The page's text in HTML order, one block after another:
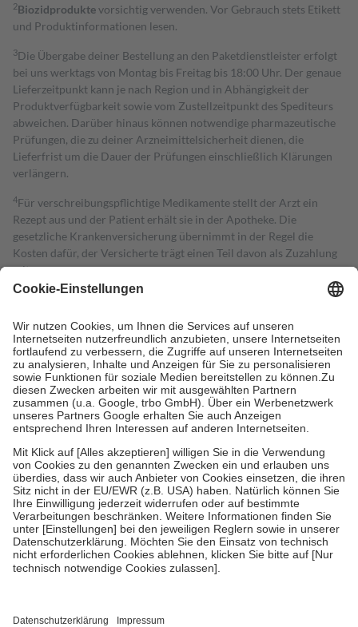
2Biozidproduktevorsichtig verwenden. Vor Gebrauch stets Etikett
und Produktinformationen lesen.
3Die Übergabe deiner Bestellung an den Paketdienstleister erfolgt
bei uns werktags von Montag bis Freitag bis 18:00 Uhr. Der genaue
Lieferzeitpunkt kann je nach Region und in Abhängigkeit der
Produktverfügbarkeit sowie vom Zustellzeitpunkt des Spediteurs
abweichen. Darüber hinaus können notwendige pharmazeutische
Prüfungen, die zu deiner Arzneimittelsicherheit dienen, die
Lieferfrist um die Dauer der Prüfungen einschließlich Klärungen
verlängern.
4Für verschreibungspflichtige Medikamente stellt der Arzt ein
Rezept aus und der Patient erhält sie in der Apotheke. Die
gesetzliche Krankenversicherung übernimmt in der Regel die
Kosten dafür, der Versicherte trägt einen Teil davon als Zuzahlung
mit.
Grundsätzlich leisten Mitglieder Zuzahlungen in Höhe von zehn
höchstens zehn Euro.
Es sind jedoch nie mehr als die tatsächlichen
Kosten der Leistung zu entrichten.
Diese Regeln gelten grundsätzlich auch für Online-Apotheken.
Bei Heilmitteln und häuslicher Krankenpflege beträgt die
Zuzahlung zehn Prozent der Kosten sowie zehn Euro je
Verordnung.
Um das Engagement der Versicherten für ihre eigene Gesundheit zu
stärken und die besondere Stellung der Familie zu unterstützen,
fallenkeine Zuzahlungenan bei:
• Kindern und Jugendlichen bis zum vollendeten 18. Lebensjahr
mit Ausnahme der Fahrkosten
• Untersuchungen zur Vorsorge und Früherkennung, die von der
GKV getragen werden
• empfohlenen Schutzimpfungen
• Harn- und Blutteststreifen
getroffen, um sicherzustellen, dass es sich um echte Bewertungen